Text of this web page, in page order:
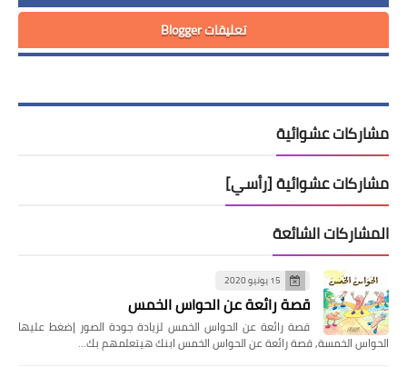
تعليقات Blogger
مشاركات عشوائية
مشاركات عشوائية [رأسي]
المشاركات الشائعة
15 يونيو 2020
قصة رائعة عن الحواس الخمس
قصة رائعة عن الحواس الخمس لزيادة جودة الصور إضغط عليها
الحواس الخمسة, قصة رائعة عن الحواس الخمس ابنك هيتعلمهم بك…